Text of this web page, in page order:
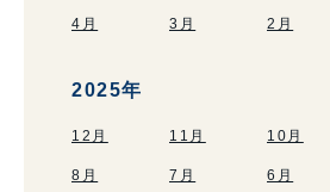
4月 3月 2月
2025年
12月 11月 10月
8月 7月 6月